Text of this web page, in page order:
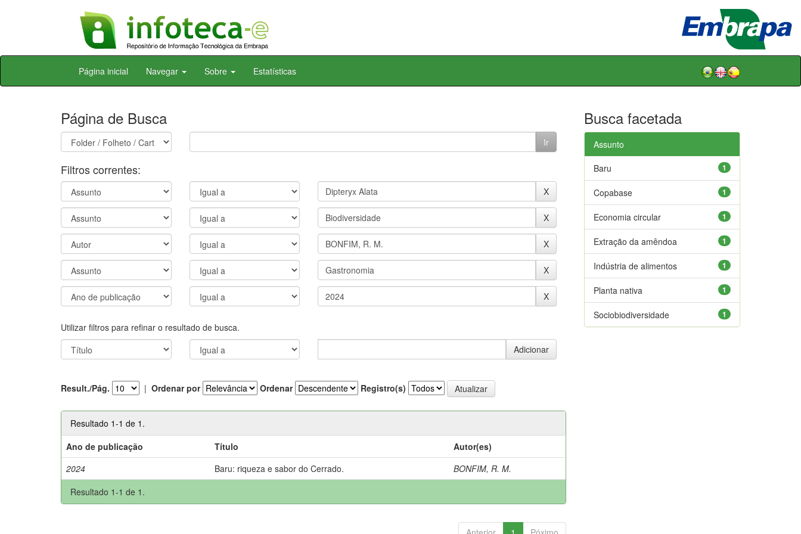
Skip
Página inicial Navegar Sobre Estatísticas
Página de Busca
Filtros correntes:
Utilizar filtros para refinar o resultado de busca.
Result./Pág. | Ordenar por Ordenar Registro(s)
Resultado 1-1 de 1.
Ano de publicação
Título
Autor(es)
2024
Baru: riqueza e sabor do Cerrado.
BONFIM, R. M.
Resultado 1-1 de 1.
Busca facetada
Assunto
1
Baru
1
Copabase
1
Economia circular
1
Extração da amêndoa
1
Indústria de alimentos
1
Planta nativa
1
Sociobiodiversidade